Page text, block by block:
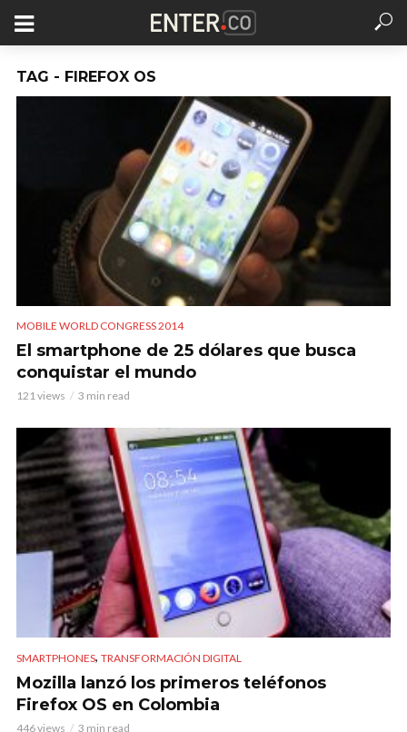
TAG - FIREFOX OS
MOBILE WORLD CONGRESS 2014
El smartphone de 25 dólares que busca
conquistar el mundo
121 views 3 min read
SMARTPHONES, TRANSFORMACIÓN DIGITAL
Mozilla lanzó los primeros teléfonos
Firefox OS en Colombia
446 views 3 min read